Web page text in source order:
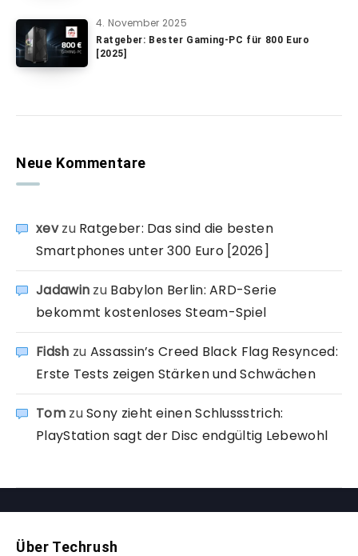
4. November 2025
Ratgeber: Bester Gaming-PC für 800 Euro
[2025]
Neue Kommentare
xevzu Ratgeber: Das sind die besten
Smartphones unter 300 Euro [2026]
Jadawin zu Babylon Berlin: ARD-Serie
bekommt kostenloses Steam-Spiel
Fidsh zu Assassin’s Creed Black Flag Resynced:
Erste Tests zeigen Stärken und Schwächen
TomzuSony zieht einen Schlussstrich:
PlayStation sagt der Disc endgültig Lebewohl
Über Techrush